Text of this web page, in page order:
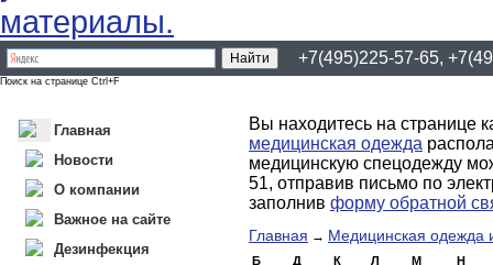
+7(495)225-57-65,
Поиск на странице Ctrl+F
Главная
Новости
О компании
Важное на сайте
Дезинфекция
Вы находитесь на странице
медицинская одежда
медицинскую спецодежду
51, отправив письмо по
заполнив форму обратной
Главная → Медицинская одежда
Б Д К Л М Н